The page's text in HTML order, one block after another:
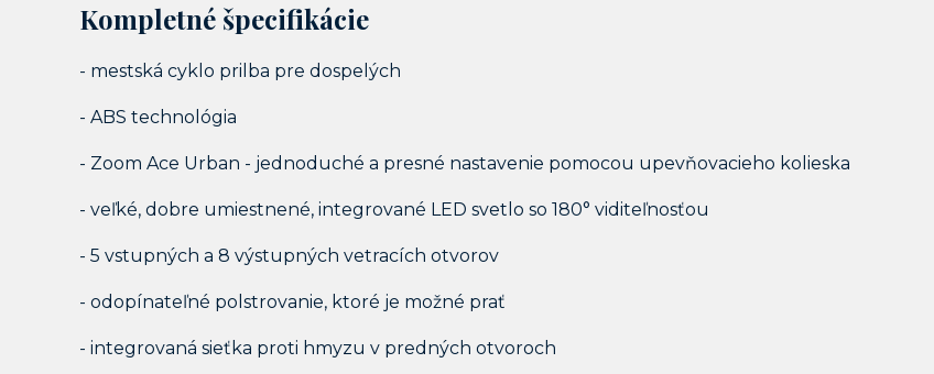
Kompletné špecifikácie
- mestská cyklo prilba pre dospelých
- ABS technológia
- Zoom Ace Urban - jednoduché a presné nastavenie pomocou upevňovacieho kolieska
- veľké, dobre umiestnené, integrované LED svetlo so 180° viditeľnosťou
- 5 vstupných a 8 výstupných vetracích otvorov
- odopínateľné polstrovanie, ktoré je možné prať
- integrovaná sieťka proti hmyzu v predných otvoroch